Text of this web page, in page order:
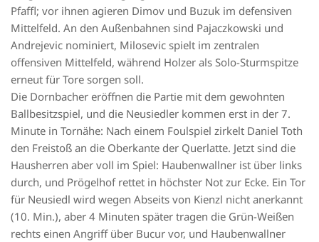
Pfaffl; vor ihnen agieren Dimov und Buzuk im defensiven
Mittelfeld. An den Außenbahnen sind Pajaczkowski und
Andrejevic nominiert, Milosevic spielt im zentralen
offensiven Mittelfeld, während Holzer als Solo-Sturmspitze
erneut für Tore sorgen soll.
Die Dornbacher eröffnen die Partie mit dem gewohnten
Ballbesitzspiel, und die Neusiedler kommen erst in der 7.
Minute in Tornähe: Nach einem Foulspiel zirkelt Daniel Toth
den Freistoß an die Oberkante der Querlatte. Jetzt sind die
Hausherren aber voll im Spiel: Haubenwallner ist über links
durch, und Prögelhof rettet in höchster Not zur Ecke. Ein Tor
für Neusiedl wird wegen Abseits von Kienzl nicht anerkannt
(10. Min.), aber 4 Minuten später tragen die Grün-Weißen
rechts einen Angriff über Bucur vor, und Haubenwallner